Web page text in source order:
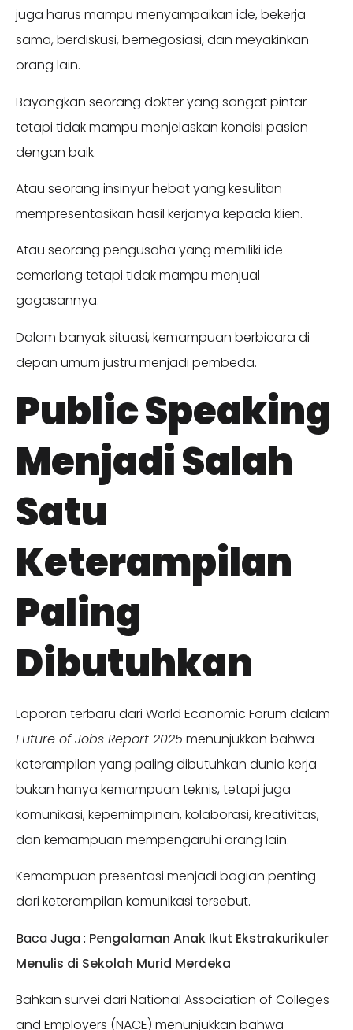
juga harus mampu menyampaikan ide, bekerja
sama, berdiskusi, bernegosiasi, dan meyakinkan
orang lain.
Bayangkan seorang dokter yang sangat pintar
tetapi tidak mampu menjelaskan kondisi pasien
dengan baik.
Atau seorang insinyur hebat yang kesulitan
mempresentasikan hasil kerjanya kepada klien.
Atau seorang pengusaha yang memiliki ide
cemerlang tetapi tidak mampu menjual
gagasannya.
Dalam banyak situasi, kemampuan berbicara di
depan umum justru menjadi pembeda.
Public Speaking
Menjadi Salah
Satu
Keterampilan
Paling
Dibutuhkan
Laporan terbaru dari World Economic Forum dalam
Future of Jobs Report 2025menunjukkan bahwa
keterampilan yang paling dibutuhkan dunia kerja
bukan hanya kemampuan teknis, tetapi juga
komunikasi, kepemimpinan, kolaborasi, kreativitas,
dan kemampuan mempengaruhi orang lain.
Kemampuan presentasi menjadi bagian penting
dari keterampilan komunikasi tersebut.
Baca Juga : Pengalaman Anak Ikut Ekstrakurikuler
Menulis di Sekolah Murid Merdeka
Bahkan survei dari National Association of Colleges
and Employers (NACE) menunjukkan bahwa